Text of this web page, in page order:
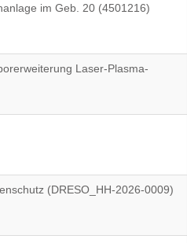
im Geb. 20 (4501216)
Laser-Plasma-
(DRESO_HH-2026-0009)